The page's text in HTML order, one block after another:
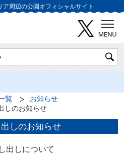
ア周辺の公園オフィシャルサイト
覧
お知らせ
しのお知らせ
しのお知らせ
出しについて